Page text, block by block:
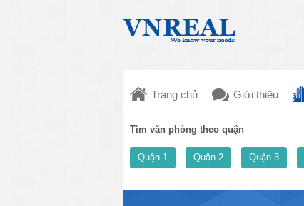
Trang chủ Giới thiệu
Tìm văn phòng theo quận
Quận 1 Quận 2 Quận 3